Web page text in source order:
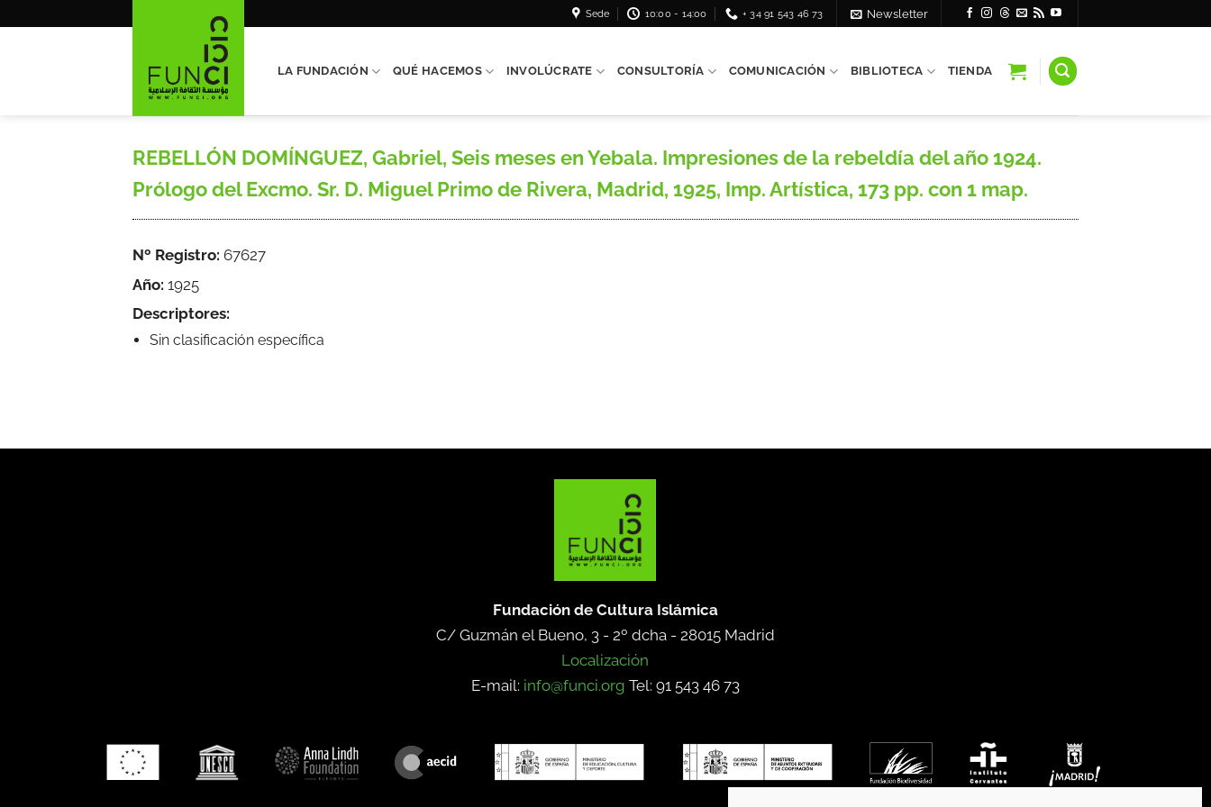
Sede 10:00 - 14:00 + 34 91 543 46 73 Newsletter
LA FUNDACIÓN QUÉ HACEMOS INVOLÚCRATE CONSULTORÍA COMUNICACIÓN BIBLIOTECA TIENDA
REBELLÓN DOMÍNGUEZ, Gabriel, Seis meses en Yebala. Impresiones de la rebeldía del año 1924.
Prólogo del Excmo. Sr. D. Miguel Primo de Rivera, Madrid, 1925, Imp. Artística, 173 pp. con 1 map.
Nº Registro: 67627
Año: 1925
Descriptores:
Sin clasificación específica
Fundación de Cultura Islámica
C/ Guzmán el Bueno, 3 - 2º dcha - 28015 Madrid
Localización
E-mail: info@funci.org Tel: 91 543 46 73